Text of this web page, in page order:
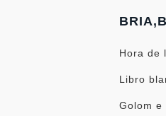
Hora de
Libro
Golom